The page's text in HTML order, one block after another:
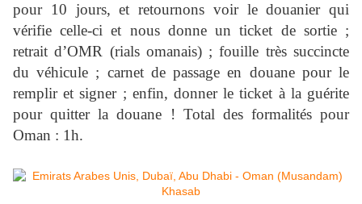
pour 10 jours, et retournons voir le douanier qui
vérifie celle-ci et nous donne un ticket de sortie ;
retrait d’OMR (rials omanais) ; fouille très succincte
du véhicule ; carnet de passage en douane pour le
remplir et signer ; enfin, donner le ticket à la guérite
pour quitter la douane ! Total des formalités pour
Oman : 1h.